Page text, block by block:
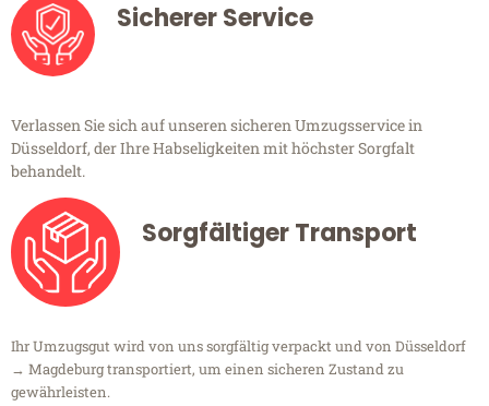
Sicherer Service
Verlassen Sie sich auf unseren sicheren Umzugsservice in
Düsseldorf, der Ihre Habseligkeiten mit höchster Sorgfalt
behandelt.
Sorgfältiger Transport
Ihr Umzugsgut wird von uns sorgfältig verpackt und von Düsseldorf
→ Magdeburg transportiert, um einen sicheren Zustand zu
gewährleisten.